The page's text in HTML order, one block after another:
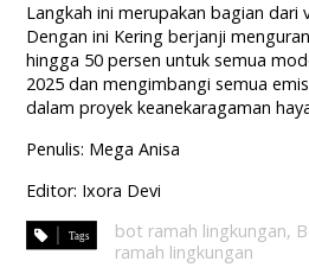
Langkah ini merupakan bagian dari
Dengan ini Kering berjanji
hingga 50 persen untuk semua
2025 dan mengimbangi semua
dalam proyek keanekaragaman
Penulis: Mega Anisa
Editor: Ixora Devi
bot ramah lingkungan,
ramah lingkungan